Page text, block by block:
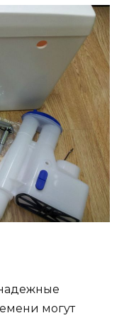
могут